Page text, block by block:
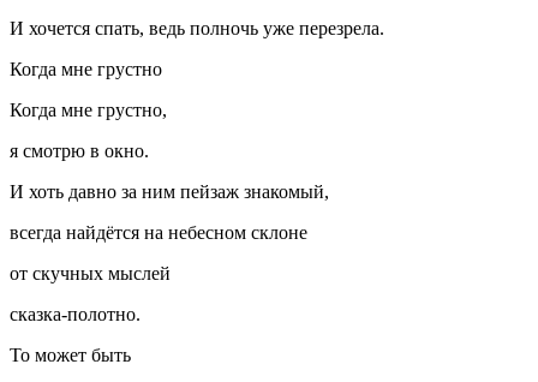
И хочется спать, ведь полночь уже перезрела.
Когда мне грустно
Когда мне грустно,
я смотрю в окно.
И хоть давно за ним пейзаж знакомый,
всегда найдётся на небесном склоне
от скучных мыслей
сказка-полотно.
То может быть